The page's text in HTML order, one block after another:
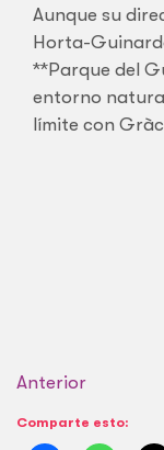
Aunque su
Horta-
**Parque del
entorno
límite con
Anterior
Comparte esto: